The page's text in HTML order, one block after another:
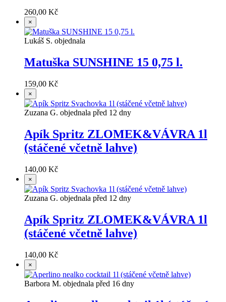
260,00 Kč
×
Lukáš S. objednala
Matuška SUNSHINE 15 0,75 l.
159,00 Kč
×
Zuzana G. objednala před 12 dny
Apík Spritz ZLOMEK&VÁVRA 1l
(stáčené včetně lahve)
140,00 Kč
×
Zuzana G. objednala před 12 dny
Apík Spritz ZLOMEK&VÁVRA 1l
(stáčené včetně lahve)
140,00 Kč
×
Barbora M. objednala před 16 dny